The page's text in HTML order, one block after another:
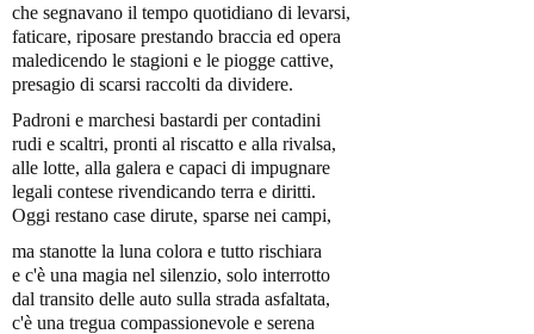
che segnavano il tempo quotidiano di levarsi,
faticare, riposare prestando braccia ed opera
maledicendo le stagioni e le piogge cattive,
presagio di scarsi raccolti da dividere.
Padroni e marchesi bastardi per contadini
rudi e scaltri, pronti al riscatto e alla rivalsa,
alle lotte, alla galera e capaci di impugnare
legali contese rivendicando terra e diritti.
Oggi restano case dirute, sparse nei campi,
ma stanotte la luna colora e tutto rischiara
e c'è una magia nel silenzio, solo interrotto
dal transito delle auto sulla strada asfaltata,
c'è una tregua compassionevole e serena